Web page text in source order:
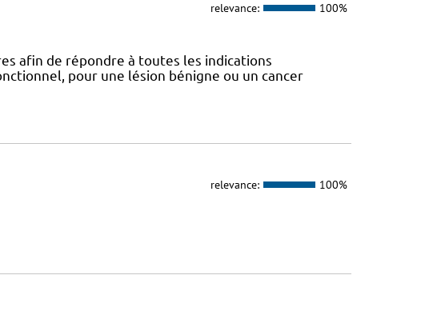
relevance: 100%
afin de répondre à toutes les indications
pour une lésion bénigne ou un cancer
relevance: 100%